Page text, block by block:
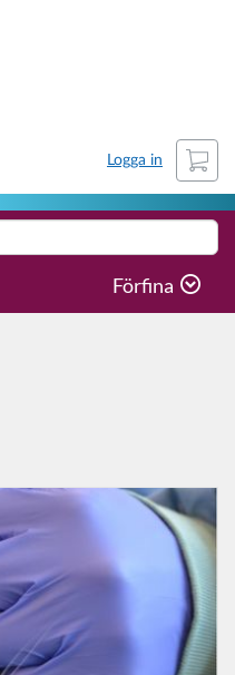
Logga in
Förfina